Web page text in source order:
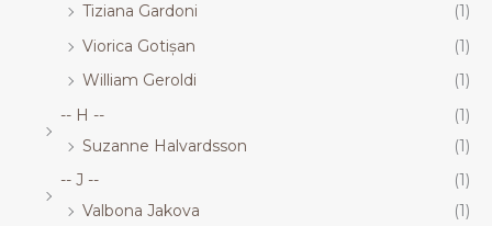
Tiziana Gardoni
(1)
Viorica Gotișan
(1)
William Geroldi
(1)
-- H --
(1)
Suzanne Halvardsson
(1)
-- J --
(1)
Valbona Jakova
(1)